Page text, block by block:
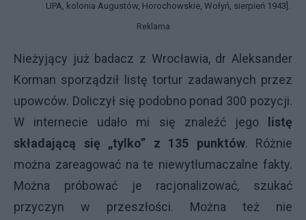
UPA, kolonia Augustów, Horochowskie, Wołyń, sierpień 1943].
Reklama
Nieżyjący już badacz z Wrocławia, dr Aleksander
Korman sporządził listę tortur zadawanych przez
upowców. Doliczył się podobno ponad 300 pozycji.
W internecie udało mi się znaleźć jego
listę
składającą się „tylko” z 135 punktów. Różnie
można zareagować na te niewytłumaczalne fakty.
Można próbować je racjonalizować, szukać
przyczyn w przeszłości. Można też nie